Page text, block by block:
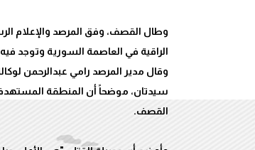
وطال القصف، وفق المرصد
سيدتان، موضحاً أن المنطقة